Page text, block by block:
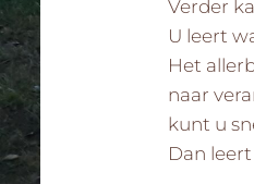
Verder
U leert
Het
naar
kunt u
Dan